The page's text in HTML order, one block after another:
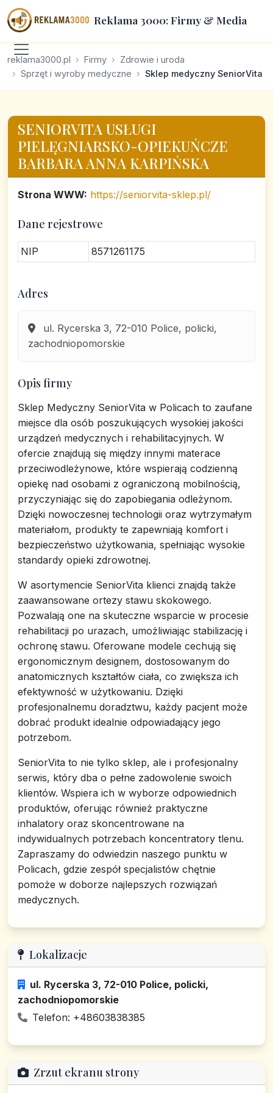
Reklama 3000: Firmy & Media
reklama3000.pl Firmy
Zdrowie i uroda
Sprzęt i wyroby medyczne
Sklep medyczny SeniorVita
SENIORVITA USŁUGI
PIELĘGNIARSKO-OPIEKUŃCZE
BARBARA ANNA KARPIŃSKA
Strona WWW: https://seniorvita-sklep.pl/
Dane rejestrowe
NIP 8571261175
Adres
ul. Rycerska 3, 72-010 Police, policki,
zachodniopomorskie
Opis firmy
Sklep Medyczny SeniorVita w Policach to zaufane
miejsce dla osób poszukujących wysokiej jakości
urządzeń medycznych i rehabilitacyjnych. W
ofercie znajdują się między innymi materace
przeciwodleżynowe, które wspierają codzienną
opiekę nad osobami z ograniczoną mobilnością,
przyczyniając się do zapobiegania odleżynom.
Dzięki nowoczesnej technologii oraz wytrzymałym
materiałom, produkty te zapewniają komfort i
bezpieczeństwo użytkowania, spełniając wysokie
standardy opieki zdrowotnej.
W asortymencie SeniorVita klienci znajdą także
zaawansowane ortezy stawu skokowego.
Pozwalają one na skuteczne wsparcie w procesie
rehabilitacji po urazach, umożliwiając stabilizację i
ochronę stawu. Oferowane modele cechują się
ergonomicznym designem, dostosowanym do
anatomicznych kształtów ciała, co zwiększa ich
efektywność w użytkowaniu. Dzięki
profesjonalnemu doradztwu, każdy pacjent może
dobrać produkt idealnie odpowiadający jego
potrzebom.
SeniorVita to nie tylko sklep, ale i profesjonalny
serwis, który dba o pełne zadowolenie swoich
klientów. Wspiera ich w wyborze odpowiednich
produktów, oferując również praktyczne
inhalatory oraz skoncentrowane na
indywidualnych potrzebach koncentratory tlenu.
Zapraszamy do odwiedzin naszego punktu w
Policach, gdzie zespół specjalistów chętnie
pomoże w doborze najlepszych rozwiązań
medycznych.
Lokalizacje
ul. Rycerska 3, 72-010 Police, policki,
zachodniopomorskie
Telefon: +48603838385
Zrzut ekranu strony